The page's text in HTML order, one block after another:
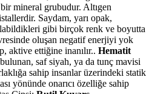
bir mineral grubudur. Altıgen
Saydam, yarı opak,
gibi birçok renk ve boyutta
oluşan negatif enerjiyi yok
aktive ettiğine inanılır.. Hematit
bulunan, saf siyah, ya da tunç mavisi
sahip insanlar üzerindeki statik
yönünde onarıcı özelliğe sahip